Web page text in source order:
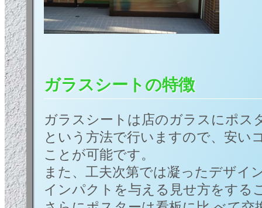
ガラスシートの特徴
ガラスシートは店のガラスにポス
という方法で行いますので、安い
ことが可能です。
また、工夫次第では凝ったデザイ
インパクトを与える見せ方をする